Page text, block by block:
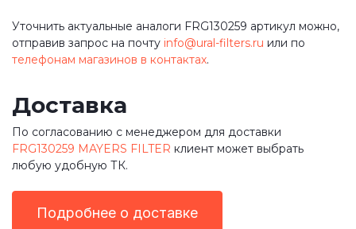
Уточнить актуальные аналоги FRG130259 артикул можно,
отправив запрос на почту info@ural-filters.ru или по
телефонам магазинов в контактах.
Доставка
По согласованию с менеджером для доставки
FRG130259 MAYERS FILTER клиент может выбрать
любую удобную ТК.
Подробнее о доставке